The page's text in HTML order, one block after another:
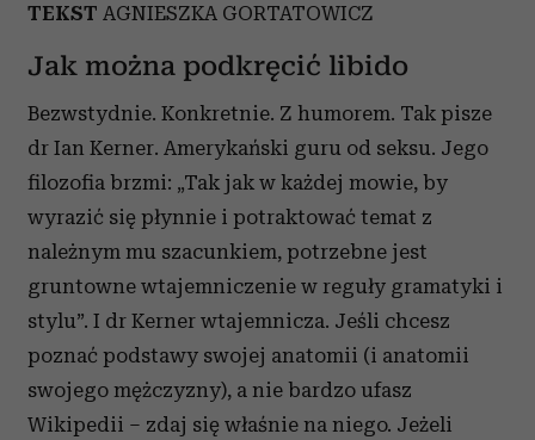
TEKST AGNIESZKA GORTATOWICZ
Jak można podkręcić libido
Bezwstydnie. Konkretnie. Z humorem. Tak pisze
dr Ian Kerner. Amerykański guru od seksu. Jego
filozofia brzmi: „Tak jak w każdej mowie, by
wyrazić się płynnie i potraktować temat z
należnym mu szacunkiem, potrzebne jest
gruntowne wtajemniczenie w reguły gramatyki i
stylu”. I dr Kerner wtajemnicza. Jeśli chcesz
poznać podstawy swojej anatomii (i anatomii
swojego mężczyzny), a nie bardzo ufasz
Wikipedii – zdaj się właśnie na niego. Jeżeli